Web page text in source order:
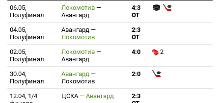
06.05,
Полуфинал
Локомотив —
Авангард
4:3
ОТ
04.05,
Полуфинал
Авангард —
Локомотив
2:3
ОТ
02.05,
Полуфинал
Локомотив —
Авангард
4:0 2
30.04,
Полуфинал
Авангард —
Локомотив
2:0
12.04, 1/4
ЦСКА — Авангард
2:3